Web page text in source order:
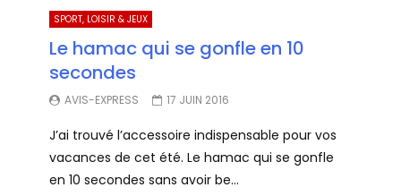
SPORT, LOISIR & JEUX
Le hamac qui se gonfle en 10
secondes
AVIS-EXPRESS 17 JUIN 2016
J’ai trouvé l’accessoire indispensable pour vos
vacances de cet été. Le hamac qui se gonfle
en 10 secondes sans avoir be...